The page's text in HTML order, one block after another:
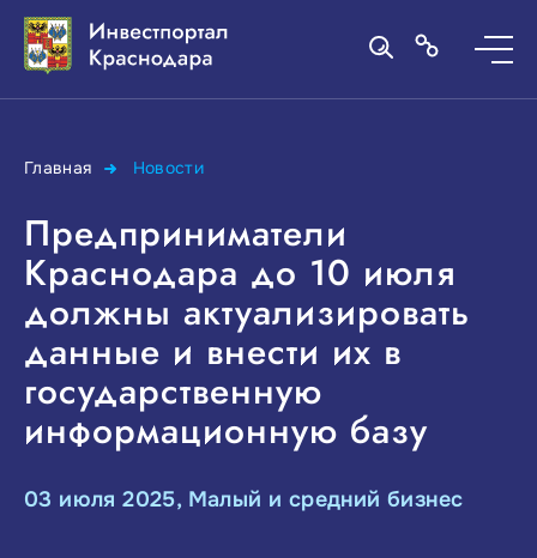
Главная Новости
Предприниматели
Краснодара до 10 июля
должны актуализировать
данные и внести их в
государственную
информационную базу
03 июля 2025, Малый и средний бизнес